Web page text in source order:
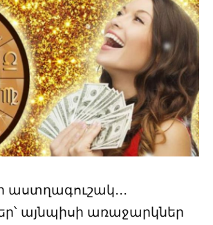
աստղագուշակ․․․
այնպիսի առաջարկներ